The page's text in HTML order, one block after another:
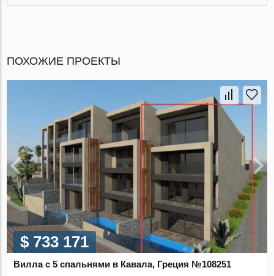
ПОХОЖИЕ ПРОЕКТЫ
$ 733 171
Вилла с 5 спальнями в Кавала, Греция №108251